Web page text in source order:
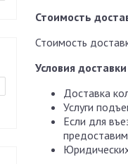
Стоимость
Стоимость
Условия доставки
Доставка
Услуги
Если для